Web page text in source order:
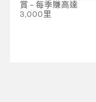
賞 – 每季賺高達
3,000里